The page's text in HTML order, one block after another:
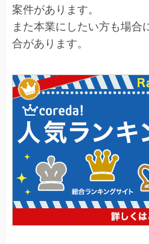
案件があります。
また本業にしたい方も場合
合があります。